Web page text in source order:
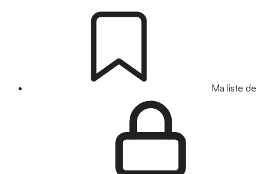
Ma liste de